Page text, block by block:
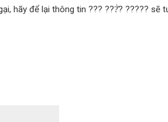
hãy để lại thông tin ??? ???̂̀? ????? sẽ